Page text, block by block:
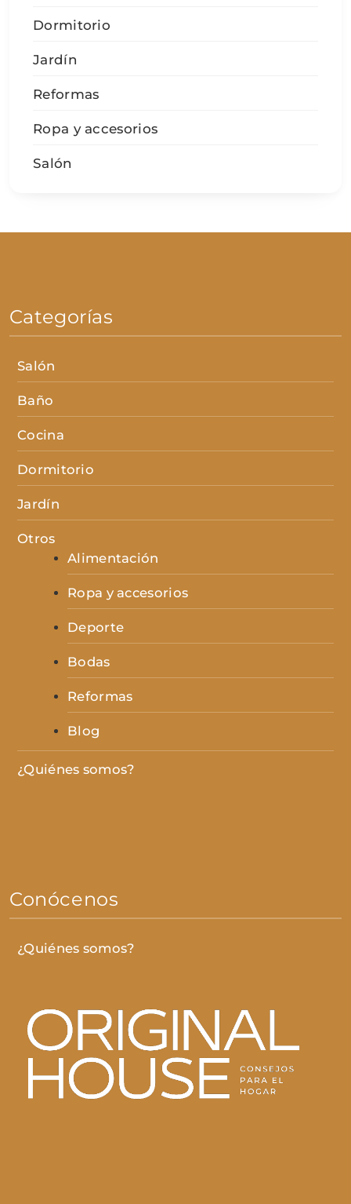
Dormitorio
Jardín
Reformas
Ropa y accesorios
Salón
Categorías
Salón
Baño
Cocina
Dormitorio
Jardín
Otros
Alimentación
Ropa y accesorios
Deporte
Bodas
Reformas
Blog
¿Quiénes somos?
Conócenos
¿Quiénes somos?